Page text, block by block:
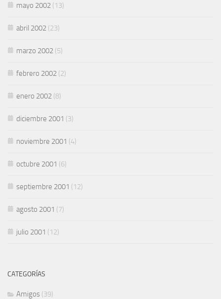
mayo 2002 (13)
abril 2002 (23)
marzo 2002 (5)
febrero 2002 (2)
enero 2002 (8)
diciembre 2001 (3)
noviembre 2001 (4)
octubre 2001 (6)
septiembre 2001 (12)
agosto 2001 (7)
julio 2001 (12)
CATEGORÍAS
Amigos (39)